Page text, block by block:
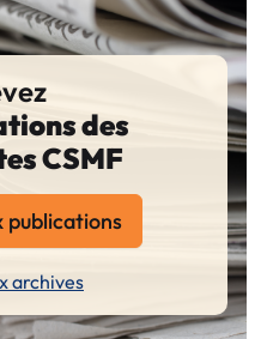
des
CSMF
publications
archives